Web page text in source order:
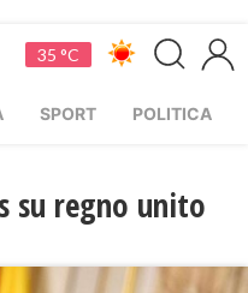
35 °C
SPORT POLITICA
su regno unito